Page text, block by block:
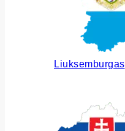
Liuksemburgas